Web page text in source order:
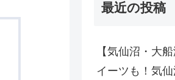
最近の投稿
【気仙沼・大
イーツも！気